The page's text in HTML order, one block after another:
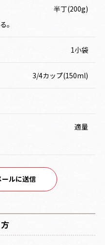
半丁(200g)
。
1小袋
3/4カップ(150ml)
適量
ールに送信